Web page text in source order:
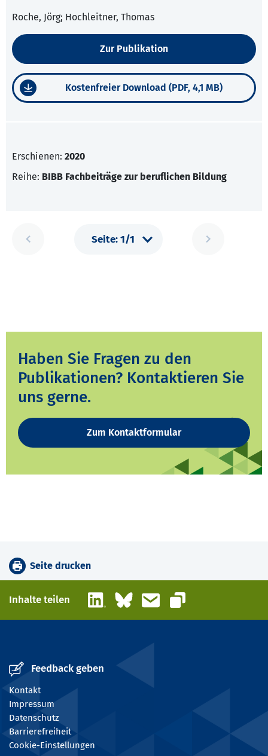
Roche, Jörg; Hochleitner, Thomas
Zur Publikation
Kostenfreier Download (PDF, 4,1 MB)
Erschienen: 2020
Reihe: BIBB Fachbeiträge zur beruflichen Bildung
Haben Sie Fragen zu den
Publikationen? Kontaktieren Sie
uns gerne.
Zum Kontaktformular
Seite drucken
Inhalte teilen LinkedInBlueskyE-Mail
Link kopieren
Feedback geben
Kontakt
Impressum
Datenschutz
Barrierefreiheit
Cookie-Einstellungen